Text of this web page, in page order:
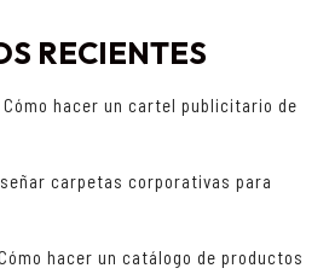
RECIENTES
Cómo hacer un cartel publicitario de
carpetas corporativas para
hacer un catálogo de productos